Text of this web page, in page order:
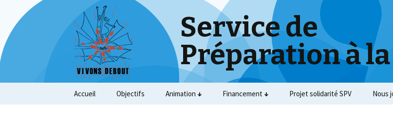
Service de
Préparation à
Accueil Objectifs Animation Financement Projet solidarité SPV Nous